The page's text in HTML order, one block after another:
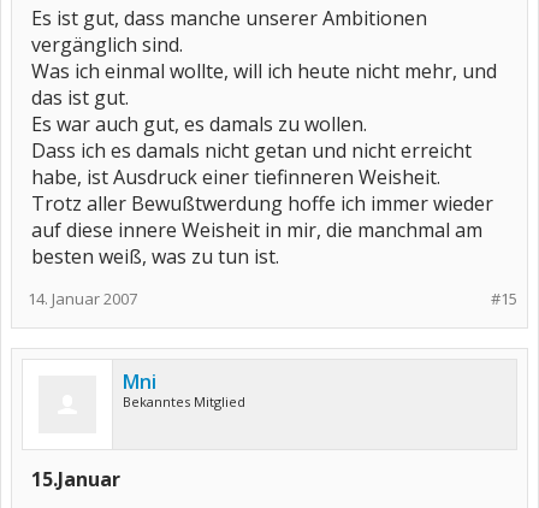
Es ist gut, dass manche unserer Ambitionen
vergänglich sind.
Was ich einmal wollte, will ich heute nicht mehr, und
das ist gut.
Es war auch gut, es damals zu wollen.
Dass ich es damals nicht getan und nicht erreicht
habe, ist Ausdruck einer tiefinneren Weisheit.
Trotz aller Bewußtwerdung hoffe ich immer wieder
auf diese innere Weisheit in mir, die manchmal am
besten weiß, was zu tun ist.
#15
14. Januar 2007
Mni
Bekanntes Mitglied
15.Januar